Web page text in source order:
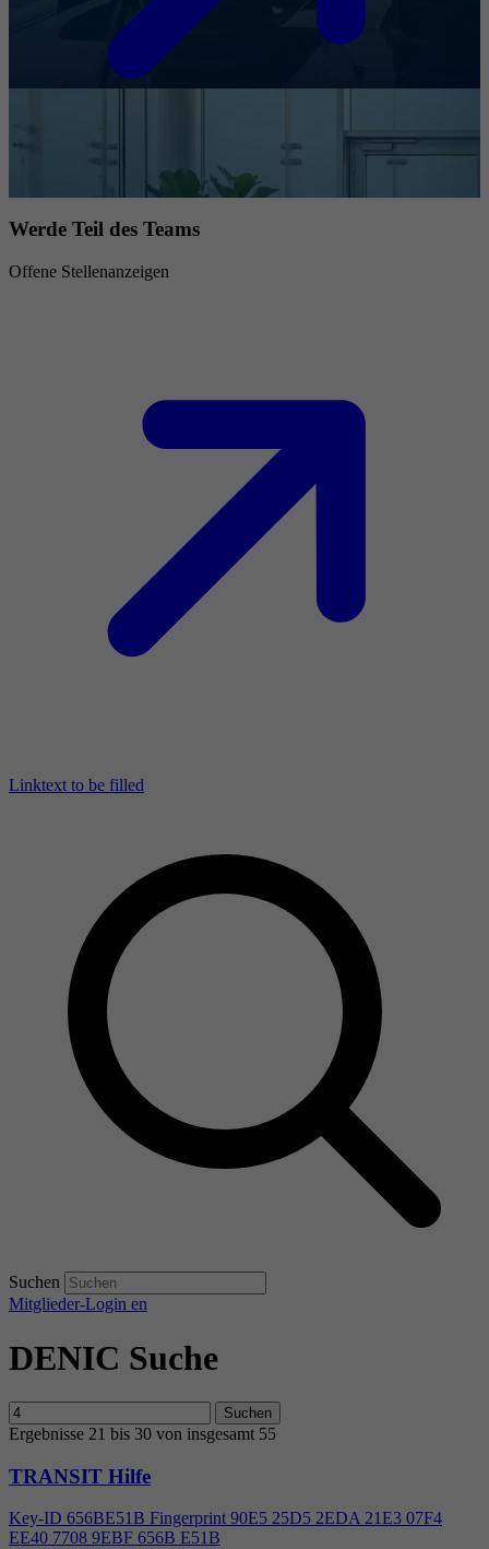
Werde Teil des Teams
Offene Stellenanzeigen
Linktext to be filled
Suchen
Mitglieder-Login en
DENIC Suche
Suchen
Ergebnisse 21 bis 30 von insgesamt 55
TRANSIT Hilfe
Key-ID 656BE51B Fingerprint 90E5 25D5 2EDA 21E3 07F4
EE40 7708 9EBF 656B E51B